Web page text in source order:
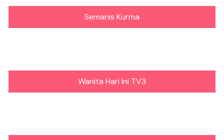
Semanis Kurma
Wanita Hari Ini TV3